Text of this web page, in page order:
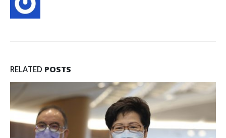
RELATED POSTS